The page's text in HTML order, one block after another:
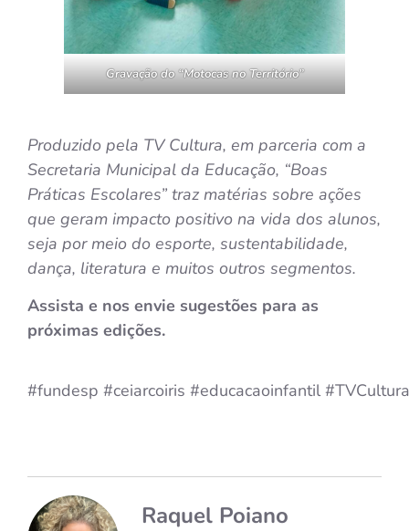
Gravação do “Motocas no Território”
Produzido pela TV Cultura, em parceria com a
Secretaria Municipal da Educação, “Boas
Práticas Escolares” traz matérias sobre ações
que geram impacto positivo na vida dos alunos,
seja por meio do esporte, sustentabilidade,
dança, literatura e muitos outros segmentos.
Assista e nos envie sugestões para as
próximas edições.
#fundesp #ceiarcoiris #educacaoinfantil #TVCultura
Raquel Poiano